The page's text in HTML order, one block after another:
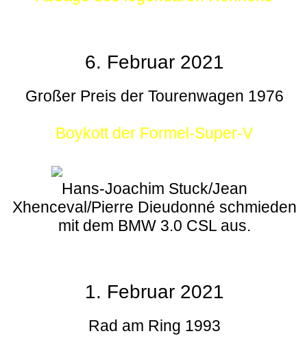
6. Februar 2021
Großer Preis der Tourenwagen 1976
Boykott der Formel-Super-V
Hans-Joachim Stuck/Jean
Xhenceval/Pierre Dieudonné schmieden
mit dem BMW 3.0 CSL aus.
1. Februar 2021
Rad am Ring 1993